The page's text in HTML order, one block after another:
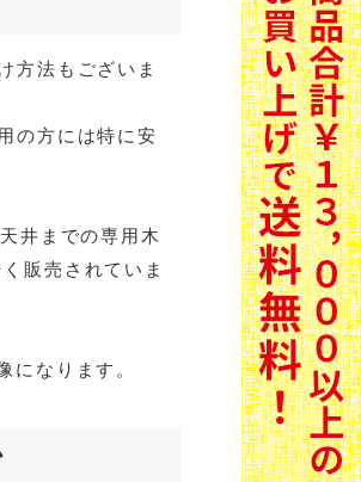
方法もございま
の方には特に安
井までの専用木
販売されていま
になります。